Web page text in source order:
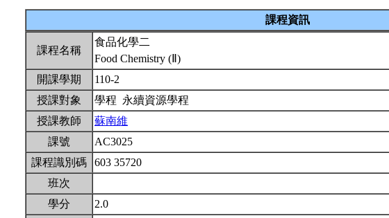
課程資訊
課程名稱
食品化學二
Food Chemistry (Ⅱ)
開課學期
110-2
授課對象
學程 永續資源學程
授課教師
蘇南維
課號
AC3025
課程識別碼
603 35720
班次
學分
2.0